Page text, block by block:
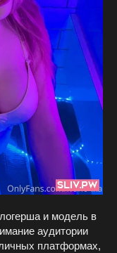
и модель в
аудитории
платформах,